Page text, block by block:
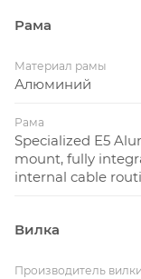
Рама
Материал рамы
Алюминий
Рама
Specialized E5
mount, fully
internal cable
Вилка
Производитель вилки